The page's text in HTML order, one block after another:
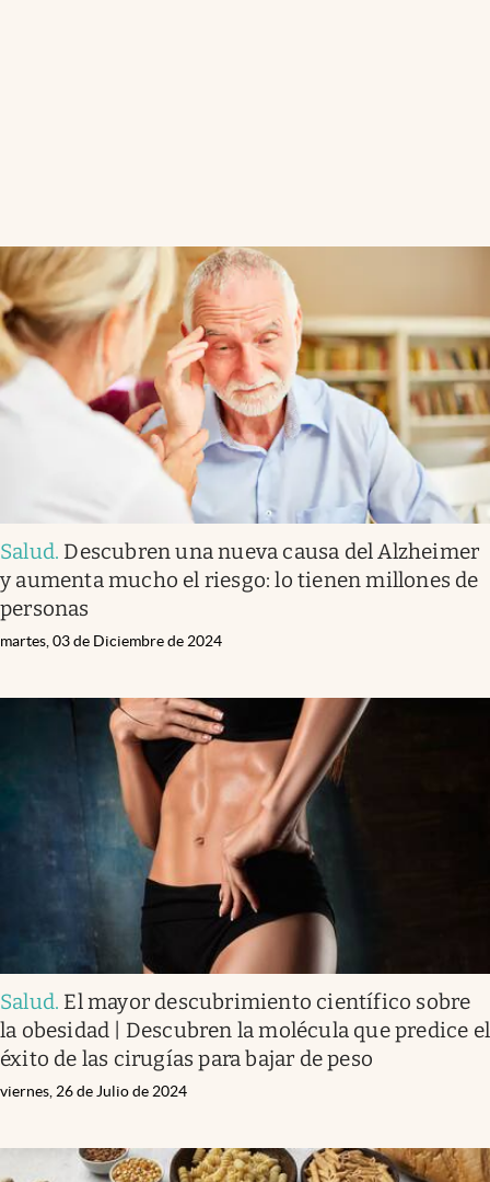
Salud. Descubren una nueva causa del Alzheimer
y aumenta mucho el riesgo: lo tienen millones de
personas
martes, 03 de Diciembre de 2024
Salud. El mayor descubrimiento científico sobre
la obesidad | Descubren la molécula que predice el
éxito de las cirugías para bajar de peso
viernes, 26 de Julio de 2024